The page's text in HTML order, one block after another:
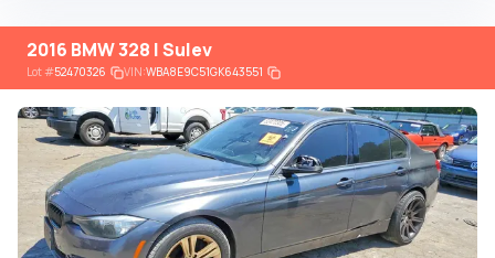
2016 BMW 328 I Sulev
Lot#52470326 VIN:WBA8E9C51GK643551